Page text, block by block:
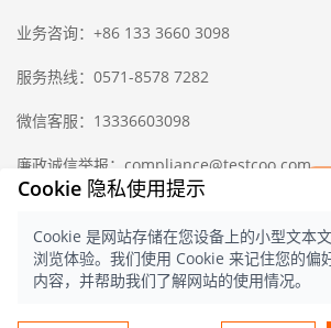
业务咨询：+86 133 3660 3098
服务热线：0571-8578 7282
微信客服：13336603098
廉政诚信举报：compliance@testcoo.com
中国出入境检验检疫协会
隐私协议
© 2021 测库 浙ICP备16028323号-1
中文
Cookie 隐私使用提示
Cookie 是网站存储在您设备上的小型文本
浏览体验。我们使用 Cookie 来记住您的偏
内容，并帮助我们了解网站的使用情况。